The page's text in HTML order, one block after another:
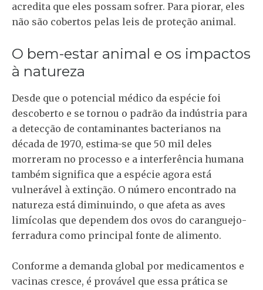
acredita que eles possam sofrer. Para piorar, eles
não são cobertos pelas leis de proteção animal.
O bem-estar animal e os impactos
à natureza
Desde que o potencial médico da espécie foi
descoberto e se tornou o padrão da indústria para
a detecção de contaminantes bacterianos na
década de 1970, estima-se que 50 mil deles
morreram no processo e a interferência humana
também significa que a espécie agora está
vulnerável à extinção. O número encontrado na
natureza está diminuindo, o que afeta as aves
limícolas que dependem dos ovos do caranguejo-
ferradura como principal fonte de alimento.
Conforme a demanda global por medicamentos e
vacinas cresce, é provável que essa prática se